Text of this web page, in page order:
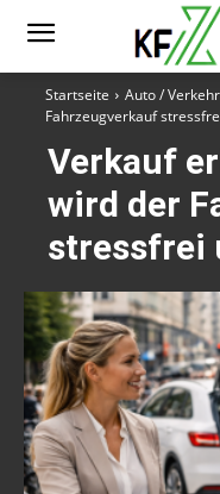
Startseite Auto / Verkehr
Fahrzeugverkauf
Verkauf
wird der
stressfrei